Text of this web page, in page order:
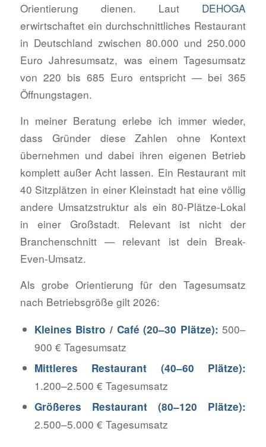
Orientierung dienen. Laut DEHOGA
erwirtschaftet ein durchschnittliches Restaurant
in Deutschland zwischen 80.000 und 250.000
Euro Jahresumsatz, was einem Tagesumsatz
von 220 bis 685 Euro entspricht — bei 365
Öffnungstagen.
In meiner Beratung erlebe ich immer wieder,
dass Gründer diese Zahlen ohne Kontext
übernehmen und dabei ihren eigenen Betrieb
komplett außer Acht lassen. Ein Restaurant mit
40 Sitzplätzen in einer Kleinstadt hat eine völlig
andere Umsatzstruktur als ein 80-Plätze-Lokal
in einer Großstadt. Relevant ist nicht der
Branchenschnitt — relevant ist dein Break-
Even-Umsatz.
Als grobe Orientierung für den Tagesumsatz
nach Betriebsgröße gilt 2026:
Kleines Bistro / Café (20–30 Plätze): 500–
900 € Tagesumsatz
Mittleres Restaurant (40–60 Plätze):
1.200–2.500 € Tagesumsatz
Größeres Restaurant (80–120 Plätze):
2.500–5.000 € Tagesumsatz